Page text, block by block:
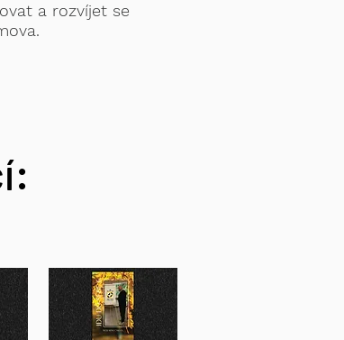
a rozvíjet se